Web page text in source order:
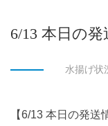
6/13 本日の発
水揚げ状
【6/13 本日の発